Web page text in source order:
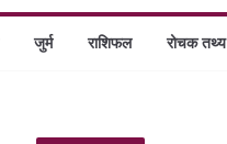
जुर्म राशिफल रोचक तथ्य